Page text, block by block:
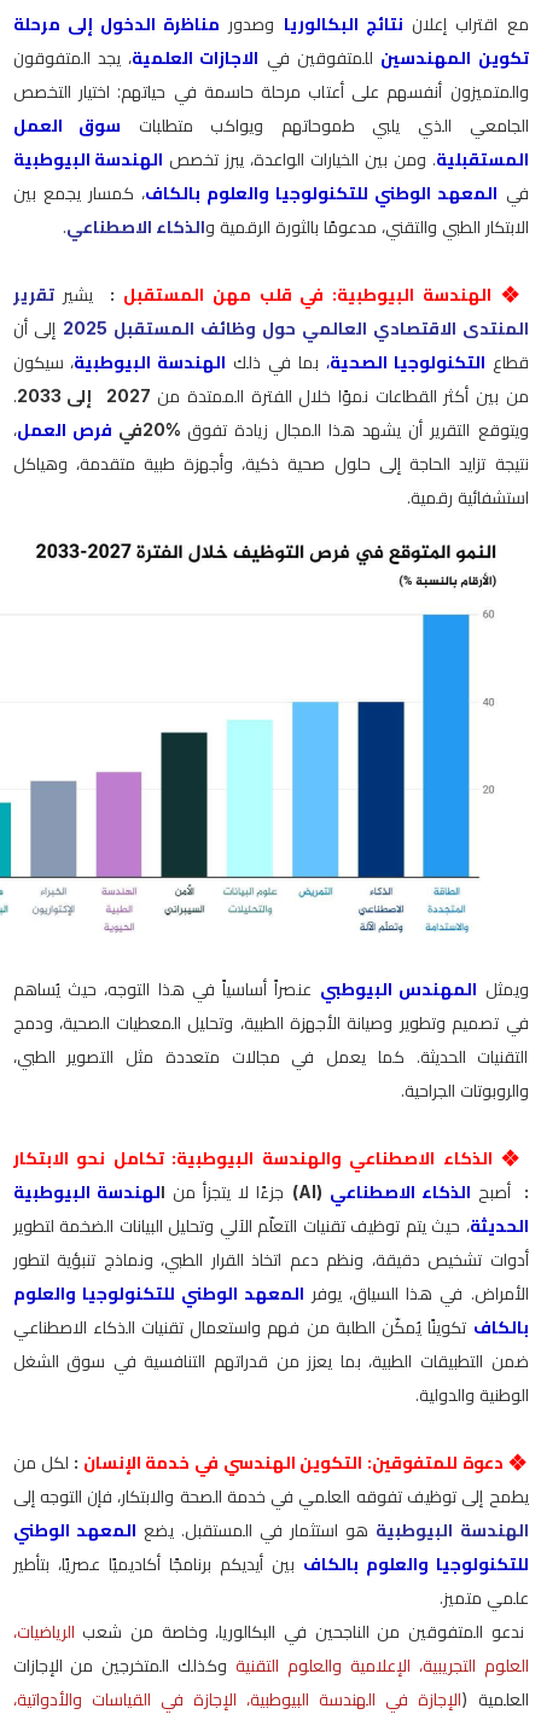
مع اقتراب إعلان نتائج البكالوريا وصدور مناظرة الدخول إلى مرحلة
تكوين المهندسين للمتفوقين في الاجازات العلمية، يجد المتفوقون
والمتميزون أنفسهم على أعتاب مرحلة حاسمة في حياتهم: اختيار التخصص
الجامعي الذي يلبي طموحاتهم ويواكب متطلبات سوق العمل
المستقبلية. ومن بين الخيارات الواعدة، يبرز تخصص الهندسة البيوطبية
في المعهد الوطني للتكنولوجيا والعلوم بالكاف، كمسار يجمع بين
الابتكار الطبي والتقني، مدعومًا بالثورة الرقمية والذكاء الاصطناعي.
❖ الهندسة البيوطبية: في قلب مهن المستقبل : يشيرتقرير
المنتدى الاقتصادي العالمي حول وظائف المستقبل 2025
إلى أن
قطاع التكنولوجيا الصحية، بما في ذلك الهندسة البيوطبية، سيكون
من بين أكثر القطاعات نموًا خلال الفترة الممتدة من 2027 إلى 2033
.
ويتوقع التقرير أن يشهد هذا المجال زيادة تفوق 20%في فرص العمل،
نتيجة تزايد الحاجة إلى حلول صحية ذكية، وأجهزة طبية متقدمة، وهياكل
استشفائية رقمية.
ويمثل المهندس البيوطبي عنصراً أساسياً في هذا التوجه، حيث يُساهم
في تصميم وتطوير وصيانة الأجهزة الطبية، وتحليل المعطيات الصحية، ودمج
التقنيات الحديثة. كما يعمل في مجالات متعددة مثل التصوير الطبي،
والروبوتات الجراحية.
❖ الذكاء الاصطناعي والهندسة البيوطبية: تكامل نحو الابتكار
: أصبح الذكاء الاصطناعي (AI) جزءًا لا يتجزأ من الهندسة البيوطبية
الحديثة، حيث يتم توظيف تقنيات التعلّم الآلي وتحليل البيانات الضخمة لتطوير
أدوات تشخيص دقيقة، ونظم دعم اتخاذ القرار الطبي، ونماذج تنبؤية لتطور
الأمراض. في هذا السياق، يوفر المعهد الوطني للتكنولوجيا والعلوم
بالكاف تكوينًا يُمكّن الطلبة من فهم واستعمال تقنيات الذكاء الاصطناعي
ضمن التطبيقات الطبية، بما يعزز من قدراتهم التنافسية في سوق الشغل
الوطنية والدولية.
❖ دعوة للمتفوقين: التكوين الهندسي في خدمة الإنسان : لكل من
يطمح إلى توظيف تفوقه العلمي في خدمة الصحة والابتكار، فإن التوجه إلى
الهندسة البيوطبية هو استثمار في المستقبل. يضع المعهد الوطني
للتكنولوجيا والعلوم بالكاف بين أيديكم برنامجًا أكاديميًا عصريًا، بتأطير
علمي متميز.
ندعو المتفوقين من الناجحين في البكالوريا، وخاصة من شعب الرياضيات،
العلوم التجريبية، الإعلامية والعلوم التقنية وكذلك المتخرجين من الإجازات
العلمية (الإجازة في الهندسة البيوطبية، الإجازة في القياسات والأدواتية،